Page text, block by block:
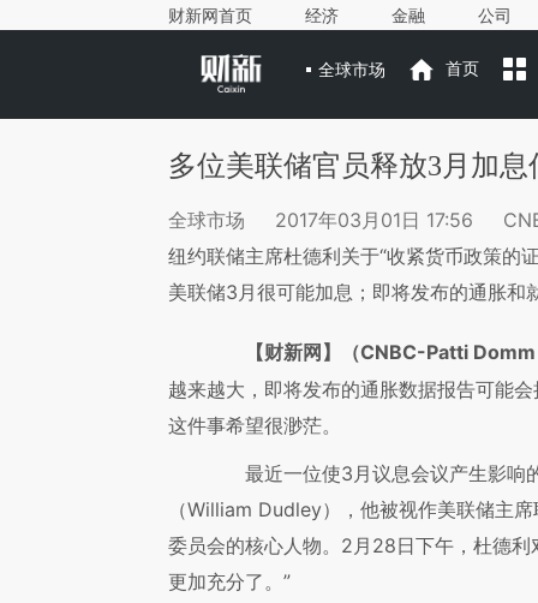
财新网首页 经济 金融 公司
全球市场 首页
多位美联储官员释放3月加息
全球市场 2017年03月01日 17:56
纽约联储主席杜德利关于“收紧货币政策的
美联储3月很可能加息；即将发布的通胀
【财新网】（CNBC-Patti
越来越大，即将发布的通胀数据报告可能
这件事希望很渺茫。
最近一位使3月议息会议产生影响
（William Dudley），他被视作美联储主
委员会的核心人物。2月28日下午，杜德
更加充分了。”